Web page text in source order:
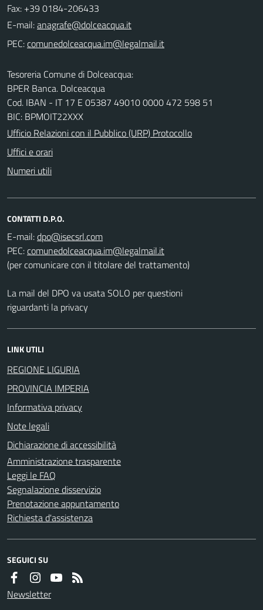
Fax: +39 0184-206433
E-mail:
PEC:
Tesoreria Comune di Dolceacqua:
BPER Banca. Dolceacqua
Cod. IBAN - IT 17 E 05387 49010 0000 472 598 51
BIC: BPMOIT22XXX
Ufficio Relazioni con il Pubblico (URP) Protocollo
Uffici e orari
Numeri utili
CONTATTI D.P.O.
E-mail:
PEC:
(per comunicare con il titolare del trattamento)
La mail del DPO va usata SOLO per questioni
riguardanti la privacy
LINK UTILI
REGIONE LIGURIA
PROVINCIA IMPERIA
Informativa privacy
Note legali
Dichiarazione di accessibilità
Amministrazione trasparente
Leggi le FAQ
Segnalazione disservizio
Prenotazione appuntamento
Richiesta d'assistenza
SEGUICI SU
Newsletter